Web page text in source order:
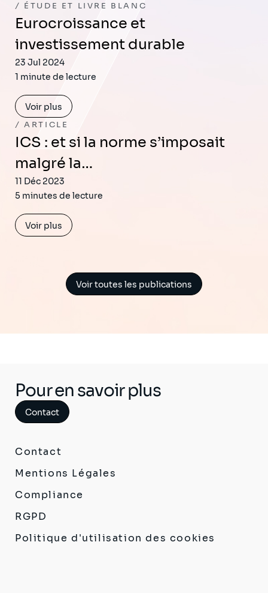
ÉTUDE ET LIVRE BLANC
Eurocroissance et
investissement durable
23 Jul 2024
1 minute de lecture
Voir plus
ARTICLE
ICS : et si la norme s’imposait
malgré la…
11 Déc 2023
5 minutes de lecture
Voir plus
Voir toutes les publications
Pour en savoir plus
Contact
Contact
Mentions Légales
Compliance
RGPD
Politique d'utilisation des cookies